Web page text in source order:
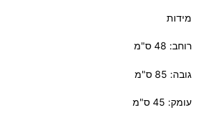
מידות
רוחב: 48 ס"מ
גובה: 85 ס"מ
עומק: 45 ס"מ